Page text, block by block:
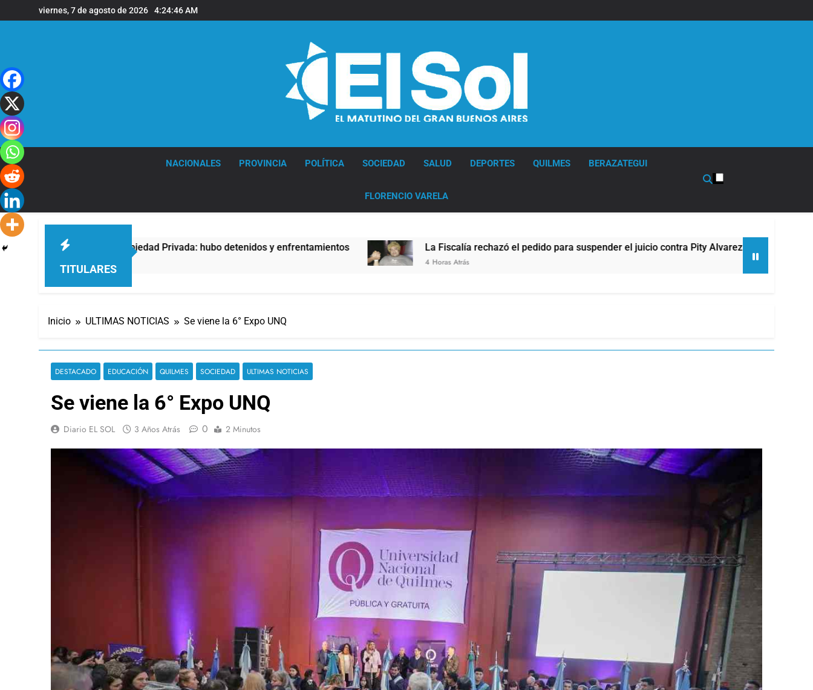
al
viernes, 7 de agosto de 2026 4:24:47 AM
NACIONALES PROVINCIA POLÍTICA SOCIEDAD SALUD DEPORTES QUILMES BERAZATEGUI
FLORENCIO VARELA
TITULARES
Ley de Propiedad Privada: hubo detenidos y enfrentamientos La Fiscalía rechazó el pedido para suspender el juicio contra Pity Alvarez
4 Horas Atrás 5 Horas Atrás
Inicio ULTIMAS NOTICIAS Se viene la 6° Expo UNQ
DESTACADO EDUCACIÓN QUILMES SOCIEDAD ULTIMAS NOTICIAS
Se viene la 6° Expo UNQ
Diario EL SOL 3 Años Atrás 0 2 Minutos